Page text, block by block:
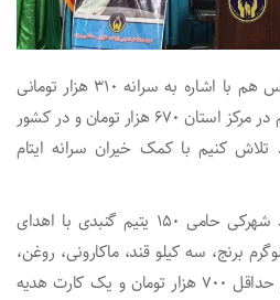
مهدی دهرویه فرماندار گنبدکاووس هم با اشاره به سرانه ۳۱٠ هزار تومانی
ایتام در شهرستان گفت: این رقم در مرکز استان ۶۷٠ هزار تومان و در کشور
کنیم با کمک خیران سرانه ایتام
در پایان این مراسم حاج محمد شهرکی حامی ۱۵٠ یتیم گنبدی با اهدای
معیشتی شامل ۱۰ کیلوگرم برنج، سه کیلو قند، ماکارونی، روغن،
رب‌گوجه فرنگی و غیره به ارزش حداقل ۷۰۰ هزار تومان و یک کارت هدیه